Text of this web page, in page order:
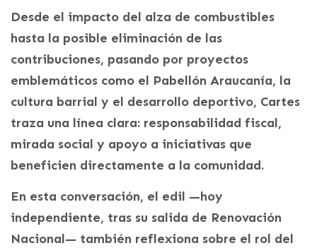
Desde el impacto del alza de combustibles
hasta la posible eliminación de las
contribuciones, pasando por proyectos
emblemáticos como el Pabellón Araucanía, la
cultura barrial y el desarrollo deportivo, Cartes
traza una línea clara: responsabilidad fiscal,
mirada social y apoyo a iniciativas que
beneficien directamente a la comunidad.
En esta conversación, el edil —hoy
independiente, tras su salida de Renovación
Nacional— también reflexiona sobre el rol del